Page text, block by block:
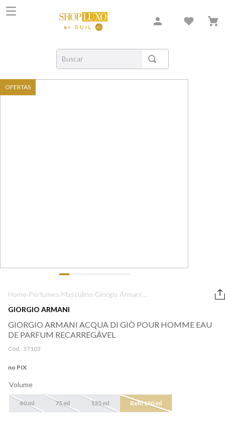
Buscar
OFERTAS
Home›Perfumes›Masculino›Giorgio Armani
Parfum
Recarregável
GIORGIO ARMANI
GIORGIO ARMANI ACQUA DI GIÒ POUR HOMME EAU
DE PARFUM RECARREGÁVEL
Cód.: 37103
no PIX
Volume
40 ml 75 ml 125 ml Refil 150 ml